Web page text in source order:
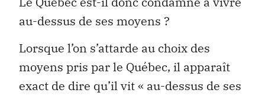
au-dessus de ses moyens ?
Lorsque l’on s’attarde au choix des
moyens pris par le Québec, il apparaît
exact de dire qu’il vit « au-dessus de ses